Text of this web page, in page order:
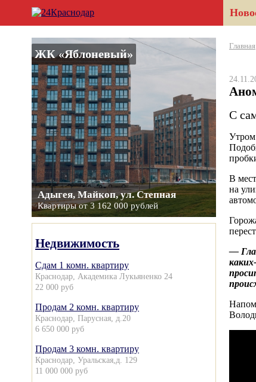
ЖК «Яблоневый»
Адыгея, Майкоп, ул. Степная
Квартиры от 3 162 000 рублей
Недвижимость
Сдам 1 комн. квартиру
Краснодар, Академика Лукьяненко 24
22 000 руб
Продам 2 комн. квартиру
Краснодар, Парусная, д.20
6 650 000 руб
Продам 3 комн. квартиру
Краснодар, Уральская,д. 129
11 000 000 руб
Главная
С
Утром
В
на
—